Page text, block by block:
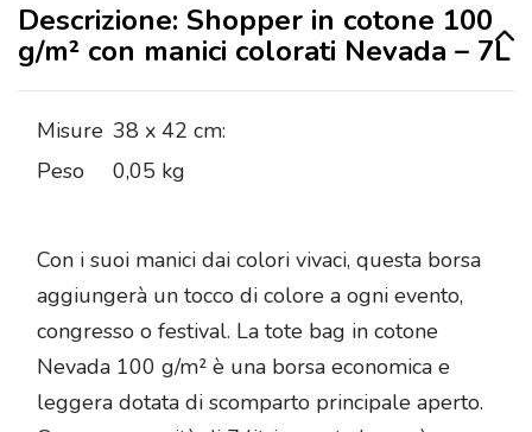
Descrizione: Shopper in cotone 100
g/m² con manici colorati Nevada – 7L
Misure 38 x 42 cm:
Peso
0,05 kg
Con i suoi manici dai colori vivaci, questa borsa
aggiungerà un tocco di colore a ogni evento,
congresso o festival. La tote bag in cotone
Nevada 100 g/m² è una borsa economica e
leggera dotata di scomparto principale aperto.